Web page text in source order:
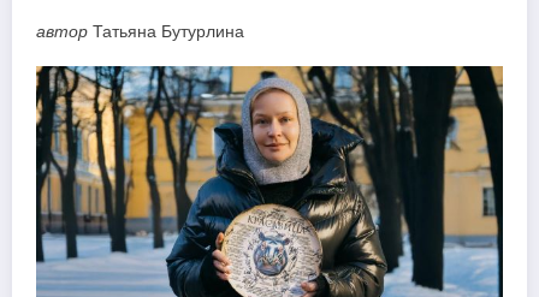
автор Татьяна Бутурлина